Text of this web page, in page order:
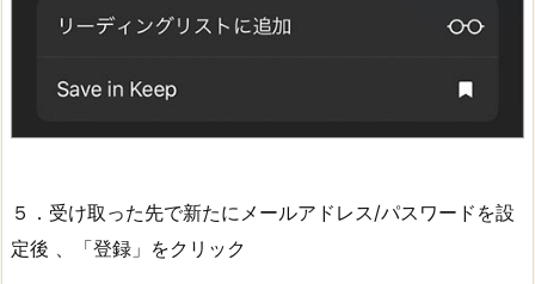
５．受け取った先で新たにメールアドレス/パスワードを設
定後 、「登録」をクリック